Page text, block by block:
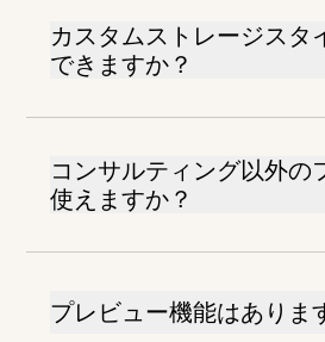
カスタムストレージスタ
できますか？
コンサルティング以外の
使えますか？
プレビュー機能はありま